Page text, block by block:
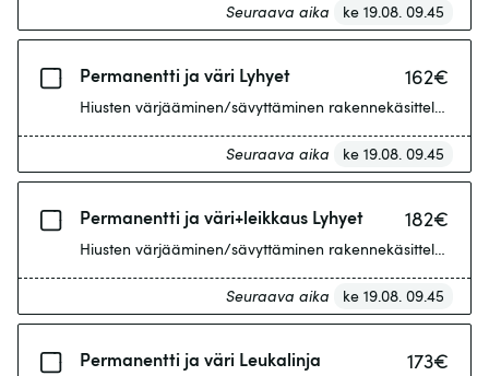
Seuraava aika ke 19.08. 09.45
Permanentti ja väri Lyhyet 162€
Hiusten värjääminen/sävyttäminen rakennekäsittelyn
Seuraava aika ke 19.08. 09.45
Permanentti ja väri+leikkaus Lyhyet 182€
Hiusten värjääminen/sävyttäminen rakennekäsittelyn
Seuraava aika ke 19.08. 09.45
Permanentti ja väri Leukalinja 173€